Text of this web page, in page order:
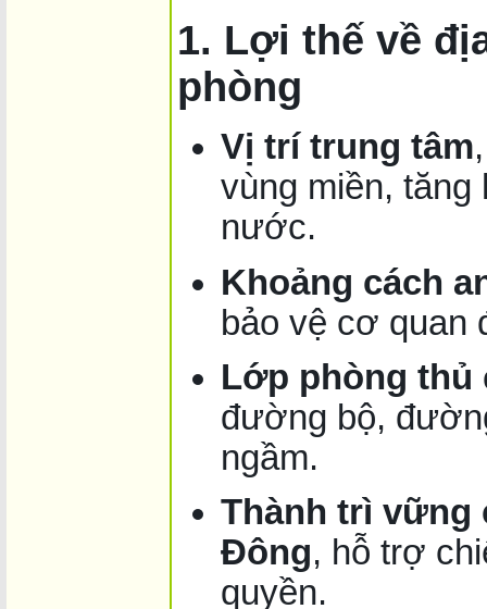
1. Lợi thế về
phòng
Vị trí trung tâm
vùng miền, tăng
nước.
Khoảng cách
bảo vệ cơ quan
Lớp phòng thủ
đường bộ,
ngầm.
Thành trì vững
Đông, hỗ trợ
quyền.